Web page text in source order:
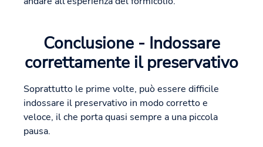
Conclusione - Indossare
correttamente il preservativo
Soprattutto le prime volte, può essere difficile
indossare il preservativo in modo corretto e
veloce, il che porta quasi sempre a una piccola
pausa.